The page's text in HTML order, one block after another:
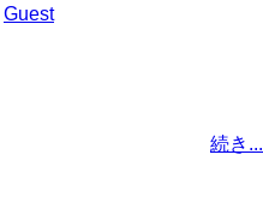
Guest
続き...